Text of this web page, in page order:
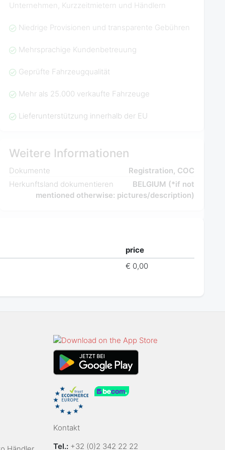
Unternehmen, Kurzzeitmietern und Händlern
Niedrige Provisionen und transparente Gebühren
Mehrsprachige Kundenbetreuung
Geprüfte Fahrzeugqualität
Mehr als 25.000 verkaufte Fahrzeuge
Lieferunterstützung innerhalb der EU
Weitere Informationen
Dokumente
Registration, COC
Herkunftsland dokumentieren
BELGIUM (*if not
mentioned otherwise: pictures/description)
price
€ 0,00
Kontakt
Tel.: +32 (0)2 342 22 22